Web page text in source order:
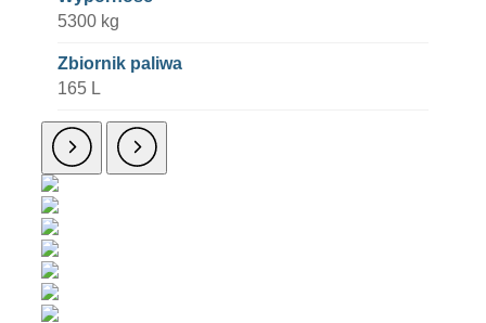
5300 kg
Zbiornik paliwa
165 L